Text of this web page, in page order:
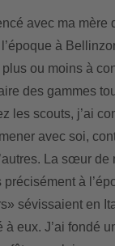
avec ma
à
ou moins à
des gammes
les scouts, j’ai
avec soi,
La sœur de
à
sévissaient en
eux. J’ai fondé